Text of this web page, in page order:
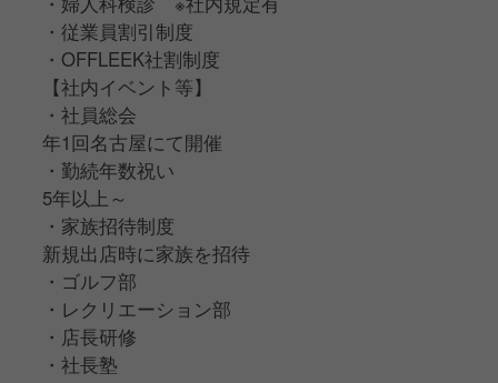
・従業員割引制度
・OFFLEEK社割制度
【社内イベント等】
・社員総会
年1回名古屋にて開催
・勤続年数祝い
5年以上～
・家族招待制度
新規出店時に家族を招待
・ゴルフ部
・レクリエーション部
・店長研修
・社長塾